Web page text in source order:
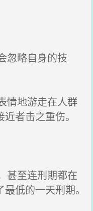
忽略自身的技
情地游走在人群
者击之重伤。
甚至连刑期都在
低的一天刑期。